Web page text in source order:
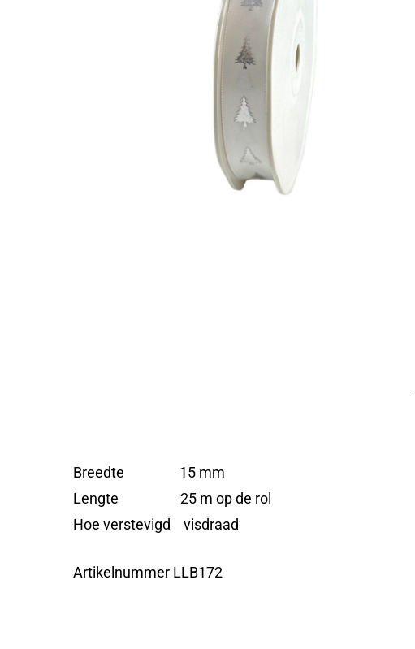
Breedte 15 mm
Lengte 25 m op de rol
Hoe verstevigd visdraad
Artikelnummer LLB172